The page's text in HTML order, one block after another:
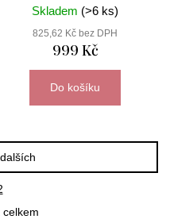
Skladem (>6 ks)
825,62 Kč bez DPH
999 Kč
Do košíku
celkem